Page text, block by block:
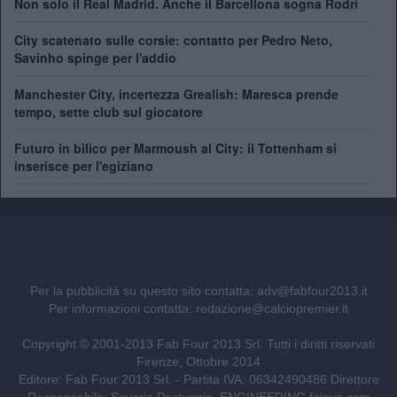
City scatenato sulle corsie: contatto per Pedro Neto,
Savinho spinge per l'addio
Manchester City, incertezza Grealish: Maresca prende
tempo, sette club sul giocatore
Futuro in bilico per Marmoush al City: il Tottenham si
inserisce per l'egiziano
Per la pubblicità su questo sito contatta: adv@fabfour2013.it
Per informazioni contatta: redazione@calciopremier.it
Copyright © 2001-2013 Fab Four 2013 Srl. Tutti i diritti riservati
Firenze, Ottobre 2014
Editore: Fab Four 2013 Srl. - Partita IVA: 06342490486 Direttore